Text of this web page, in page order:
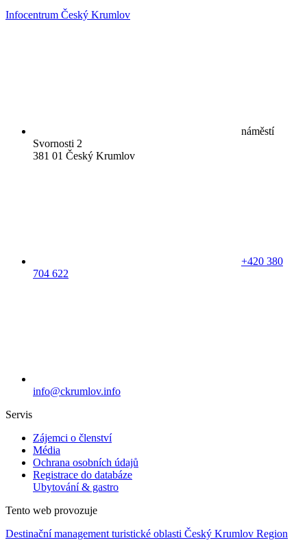
Infocentrum Český Krumlov
náměstí
Svornosti 2
381 01 Český Krumlov
+420 380
704 622
info@ckrumlov.info
Servis
Zájemci o členství
Média
Ochrana osobních údajů
Registrace do databáze
Ubytování & gastro
Tento web provozuje
Destinační management turistické oblasti Český Krumlov Region